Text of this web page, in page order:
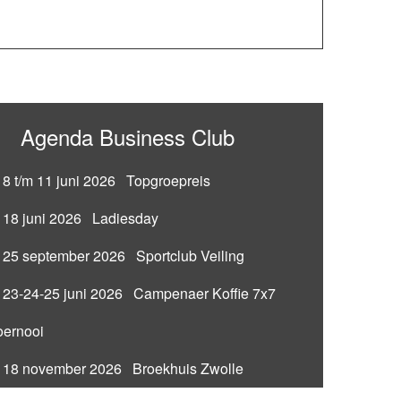
Agenda Business Club
8 t/m 11 juni 2026 Topgroepreis
18 juni 2026 Ladiesday
25 september 2026 Sportclub Veiling
23-24-25 juni 2026 Campenaer Koffie 7x7
18 november 2026 Broekhuis Zwolle